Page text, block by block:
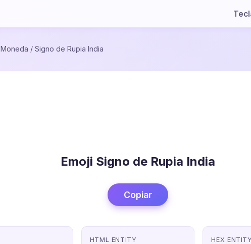
Moneda / Signo de Rupia India
Emoji Signo de Rupia India
Copiar
HTML ENTITY HEX